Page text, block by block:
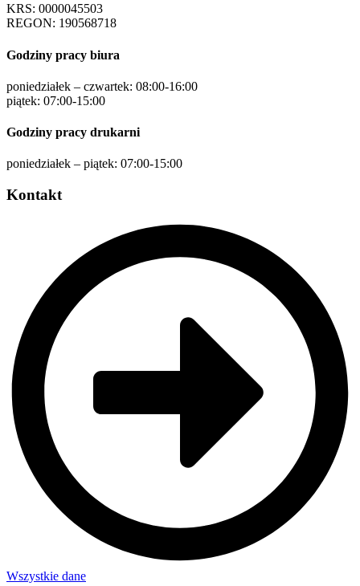
KRS: 0000045503
REGON: 190568718
Godziny pracy biura
poniedziałek – czwartek: 08:00-16:00
piątek: 07:00-15:00
Godziny pracy drukarni
poniedziałek – piątek: 07:00-15:00
Kontakt
Wszystkie dane